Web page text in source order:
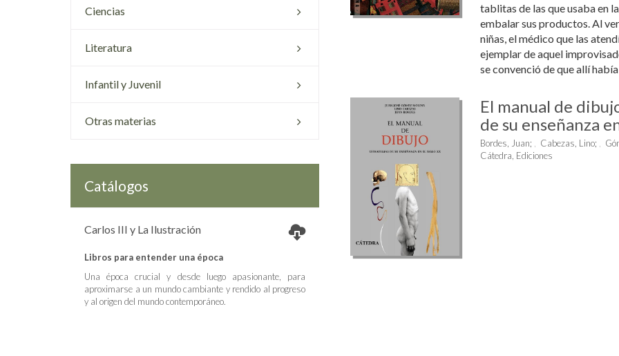
Ciencias
Literatura
Infantil y Juvenil
Otras materias
Catálogos
Carlos III y La Ilustración
Libros para entender una época
Una época crucial y desde luego apasionante, para
aproximarse a un mundo cambiante y rendido al progreso
y al origen del mundo contemporáneo.
tablitas de las que usaba en
embalar sus productos. Al
niñas, el médico que las
ejemplar de aquel
se convenció de que allí había
El manual de
de su enseñanza
Bordes, Juan; Cabezas, Lino;
Cátedra, Ediciones